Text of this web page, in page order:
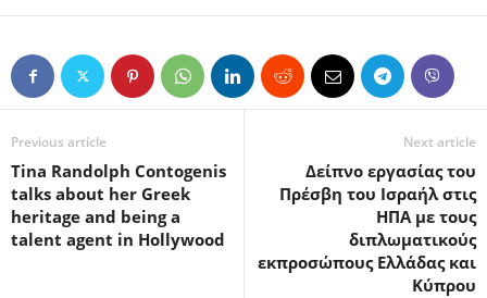
Previous article
Tina Randolph Contogenis
talks about her Greek
heritage and being a
talent agent in Hollywood
Next article
Δείπνο εργασίας του
Πρέσβη του Ισραήλ στις
ΗΠΑ με τους
διπλωματικούς
εκπροσώπους Ελλάδας και
Κύπρου